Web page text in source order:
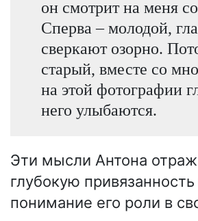
он смотрит на меня
Сперва – молодой,
сверкают озорно.
старый, вместе со
на этой фотографии
него улыбаются.
Эти мысли Антона
глубокую
понимание его роли в